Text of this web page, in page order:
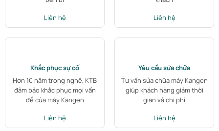
Liên hệ Liên hệ
Khắc phục sự cố
Hơn 10 năm trong nghề, KTB
đảm bảo khắc phục mọi vấn
đề của máy Kangen
Liên hệ
Yêu cầu sửa chữa
Tư vấn sửa chữa máy Kangen
giúp khách hàng giảm thời
gian và chi phí
Liên hệ